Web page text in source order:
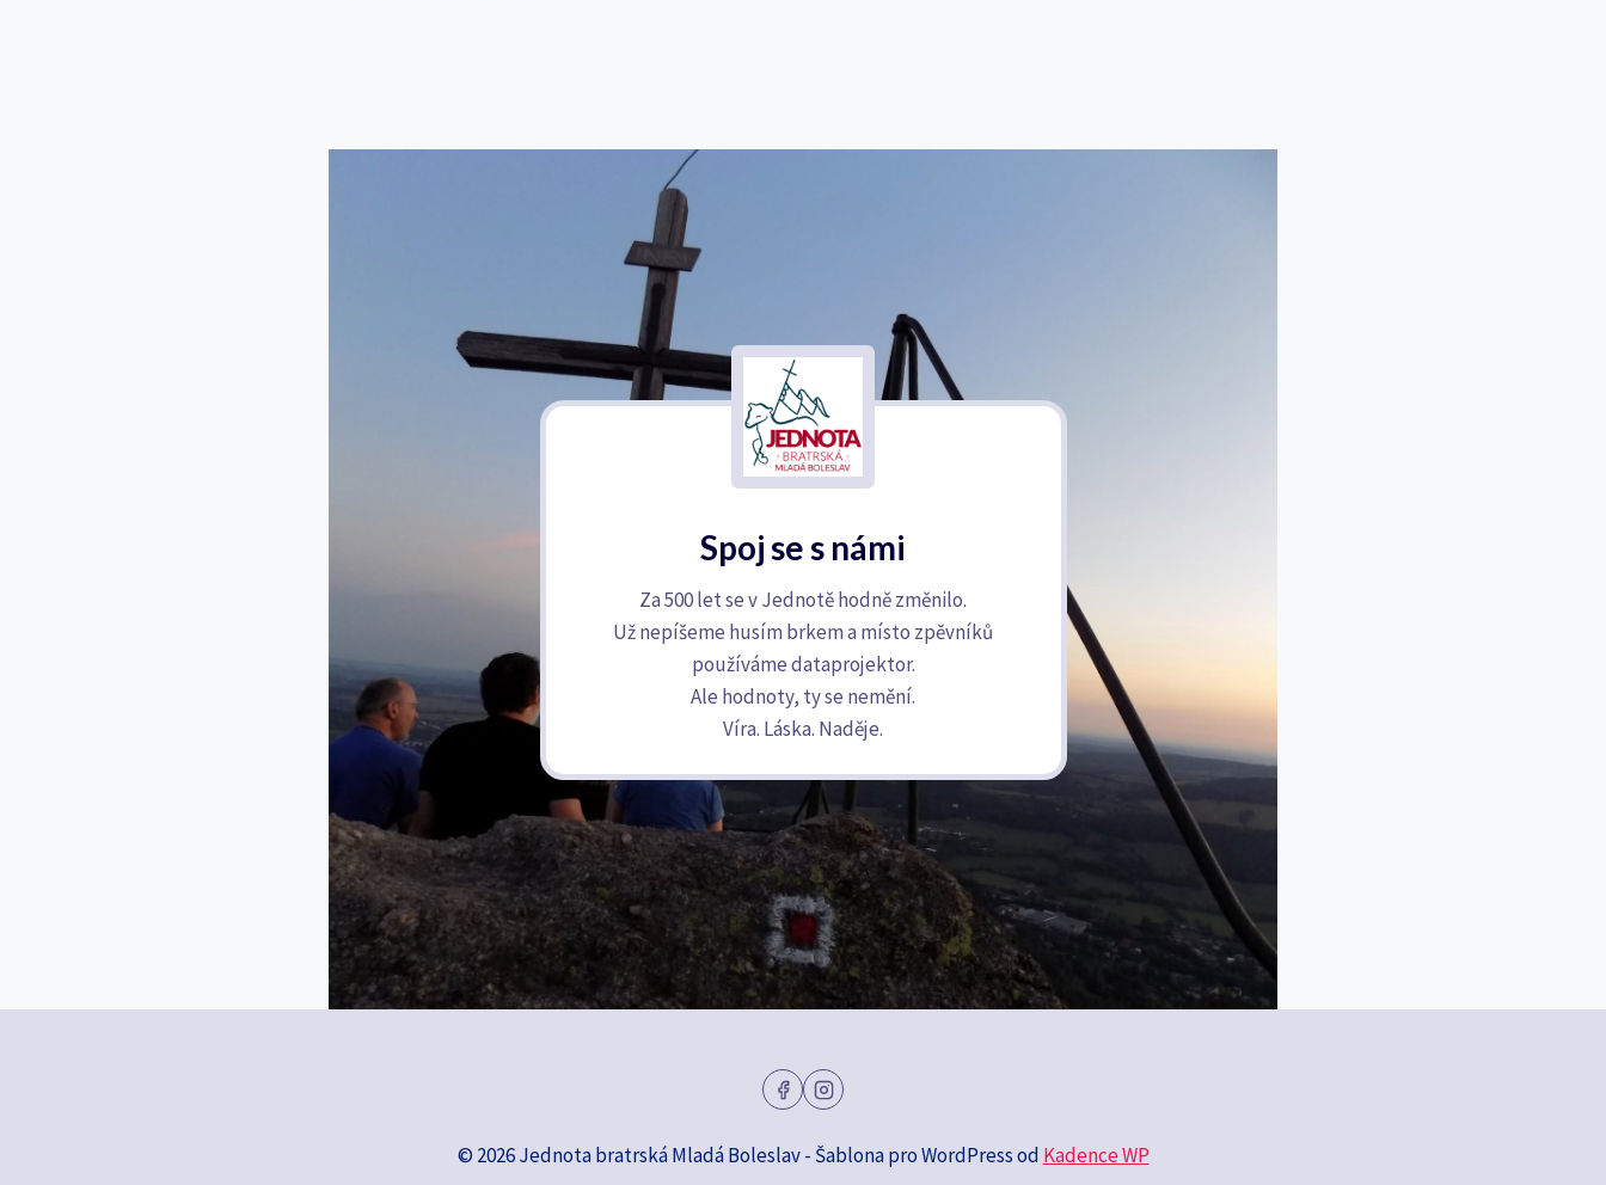
Spoj se s námi
Za 500 let se v Jednotě hodně změnilo.
Už nepíšeme husím brkem a místo zpěvníků
používáme dataprojektor.
Ale hodnoty, ty se nemění.
Víra. Láska. Naděje.
© 2026 Jednota bratrská Mladá Boleslav - Šablona pro WordPress od Kadence WP